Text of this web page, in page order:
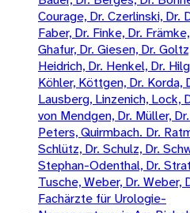
Courage, Dr. Czerlinski, Dr.
Faber, Dr. Finke, Dr.
Ghafur, Dr. Giesen, Dr.
Heidrich, Dr. Henkel, Dr.
Köhler, Köttgen, Dr. Korda,
Lausberg, Linzenich, Lock,
von Mendgen, Dr. Müller,
Peters, Quirmbach. Dr.
Schlütz, Dr. Schulz, Dr.
Stephan-Odenthal, Dr.
Tusche, Weber, Dr. Weber,
Fachärzte für Urologie-